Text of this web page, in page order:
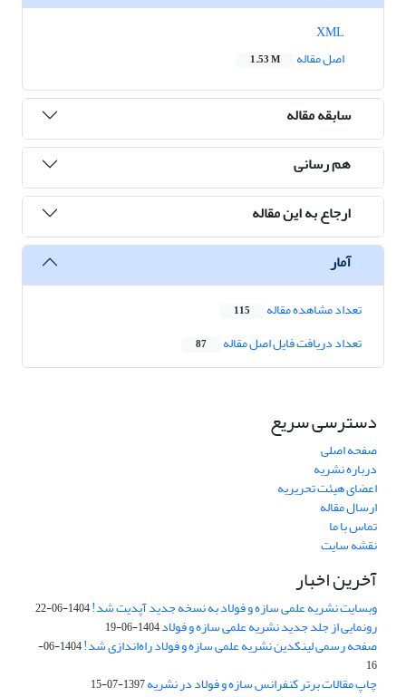
اصل مقاله
1.53 M
سابقه مقاله
هم رسانی
ارجاع به این مقاله
آمار
تعداد مشاهده مقاله 115
تعداد دریافت فایل اصل مقاله 87
دسترسی سریع
صفحه اصلی
درباره نشریه
اعضای هیئت تحریریه
ارسال مقاله
تماس با ما
نقشه سایت
آخرین اخبار
وبسایت نشریه علمی سازه و فولاد به نسخه جدید آپدیت شد!1404-06-22
رونمایی از جلد جدید نشریه علمی سازه و فولاد1404-06-19
صفحه رسمی لینکدین نشریه علمی سازه و فولاد راه‌اندازی شد!
1404-06-
16
چاپ مقالات برتر کنفرانس سازه و فولاد در نشریه1397-07-15